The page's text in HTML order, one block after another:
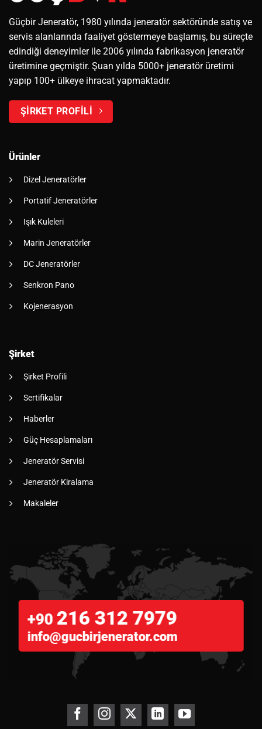
Güçbir Jeneratör, 1980 yılında jeneratör sektöründe satış ve
servis alanlarında faaliyet göstermeye başlamış, bu süreçte
edindiği deneyimler ile 2006 yılında fabrikasyon jeneratör
üretimine geçmiştir. Şuan yılda 5000+ jeneratör üretimi
yapıp 100+ ülkeye ihracat yapmaktadır.
ŞİRKET PROFİLİ
Ürünler
Dizel Jeneratörler
Portatif Jeneratörler
Işık Kuleleri
Marin Jeneratörler
DC Jeneratörler
Senkron Pano
Kojenerasyon
Şirket
Şirket Profili
Sertifikalar
Haberler
Güç Hesaplamaları
Jeneratör Servisi
Jeneratör Kiralama
Makaleler
+90 216 312 7979
info@gucbirjenerator.com